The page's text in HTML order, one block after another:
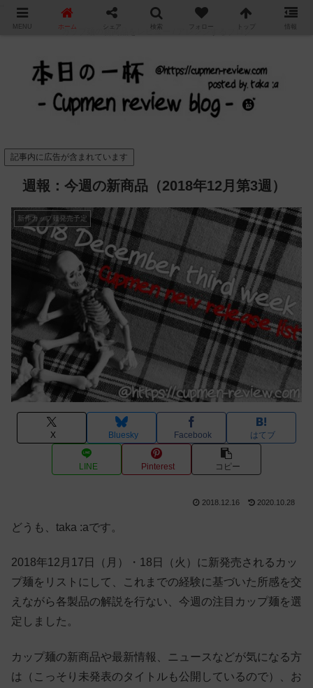
カップ麺の新商品をレビュー / アレンジするブログ
記事内に広告が含まれています
週報：今週の新商品（2018年12月第3週）
新作カップ麺発売予定
X Bluesky Facebook はてブ
LINE Pinterest コピー
2018.12.16 2020.10.28
どうも、taka :aです。
2018年12月17日（月）・18日（火）に新発売されるカッ
プ麺をリストにして、これまでの経験に基づいた所感を交
えながら各製品の解説を行ない、今週の注目カップ麺を選
定しました。
カップ麺の新商品や最新情報、ニュースなどが気になる方
は（こっそり未発表のタイトルも公開しているので）、お
MENU ホーム シェア 検索 フォロー トップ 情報